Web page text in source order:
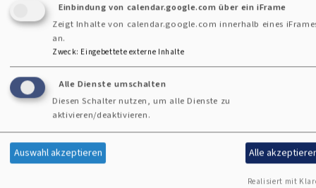
Fr, 7.8. 7:30-8 Uhr
Morgenandacht in der Christuskirche
Gauting Christuskirche
Einbindung von calendar.google.com über ein iFrame
Zeigt Inhalte von calendar.google.com innerhalb eines
an.
Zweck: Eingebettete externe Inhalte
Alle Dienste umschalten
Diesen Schalter nutzen, um alle Dienste zu
aktivieren/deaktivieren.
Auswahl akzeptieren Alle
Realisiert mit